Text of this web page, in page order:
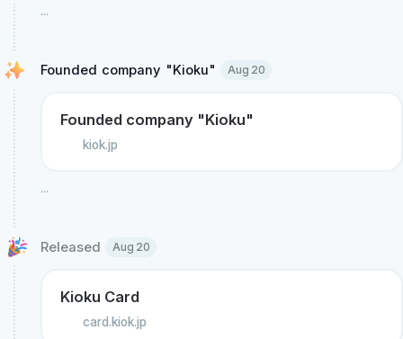
...
Founded company "Kioku" Aug 20
Founded company "Kioku"
kiok.jp
...
Released Aug 20
Kioku Card
card.kiok.jp